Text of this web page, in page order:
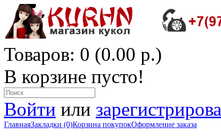
Товаров: 0 (0.00 р.)
В корзине пусто!
Войти или
ГлавнаяЗакладки (0)Корзина покупокОформление заказа